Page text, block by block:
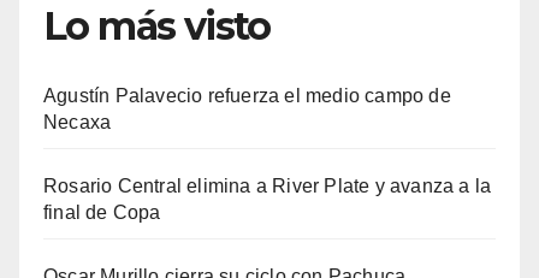
Lo más visto
Agustín Palavecio refuerza el medio campo de
Necaxa
Rosario Central elimina a River Plate y avanza a la
final de Copa